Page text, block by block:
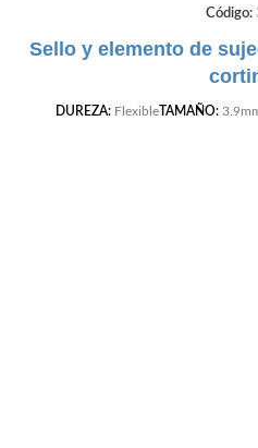
Código:
Sello y elemento de
DUREZA: FlexibleTAMAÑO: